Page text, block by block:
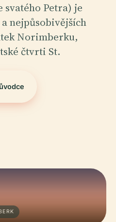
svatého Petra) je
nejpůsobivějších
Norimberku,
čtvrti St.